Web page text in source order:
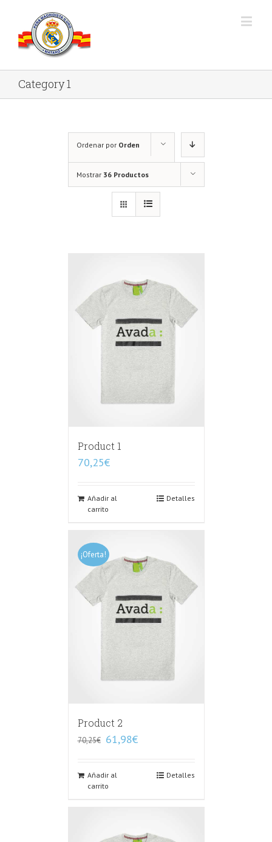
Category 1
Ordenar por Orden
Mostrar 36 Productos
Product 1
70,25€
Añadir al
carrito
Detalles
¡Oferta!
Product 2
70,25€ 61,98€
Añadir al
carrito
Detalles